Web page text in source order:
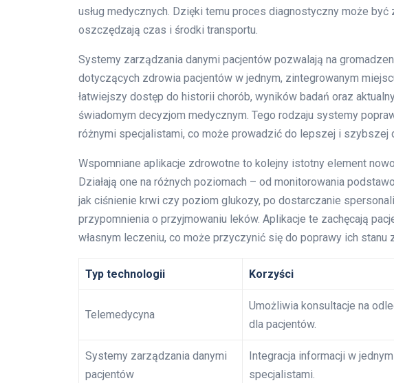
usług medycznych. Dzięki temu proces diagnostyczny może
oszczędzają czas i środki transportu.
Systemy zarządzania danymi pacjentów pozwalają na
dotyczących zdrowia pacjentów w jednym, zintegrowanym
łatwiejszy dostęp do historii chorób, wyników badań oraz
świadomym decyzjom medycznym. Tego rodzaju systemy
różnymi specjalistami, co może prowadzić do lepszej i szybszej
Wspomniane aplikacje zdrowotne to kolejny istotny element
Działają one na różnych poziomach – od monitorowania
jak ciśnienie krwi czy poziom glukozy, po dostarczanie
przypomnienia o przyjmowaniu leków. Aplikacje te zachęcają
własnym leczeniu, co może przyczynić się do poprawy ich stanu
Typ technologii Korzyści
Telemedycyna
Umożliwia konsultacje na
dla pacjentów.
Systemy zarządzania danymi
pacjentów
Integracja informacji w
specjalistami.